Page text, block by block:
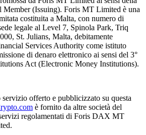
Member (Issuing). Foris MT Limited è una
costituita a Malta, con numero di
legale al Level 7, Spinola Park, Triq
St. Julians, Malta, debitamente
Services Authority come istituto
di denaro elettronico ai sensi del 3°
Act (Electronic Money Institutions).
offerto e pubblicizzato su questa
è fornito da altre società del
regolamentati di Foris DAX MT